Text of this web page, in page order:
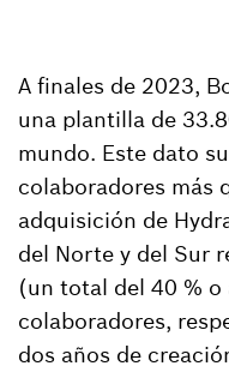
A finales de 2023,
una plantilla de
mundo. Este dato
colaboradores más
adquisición de
del Norte y del Sur
(un total del 40 %
colaboradores,
dos años de